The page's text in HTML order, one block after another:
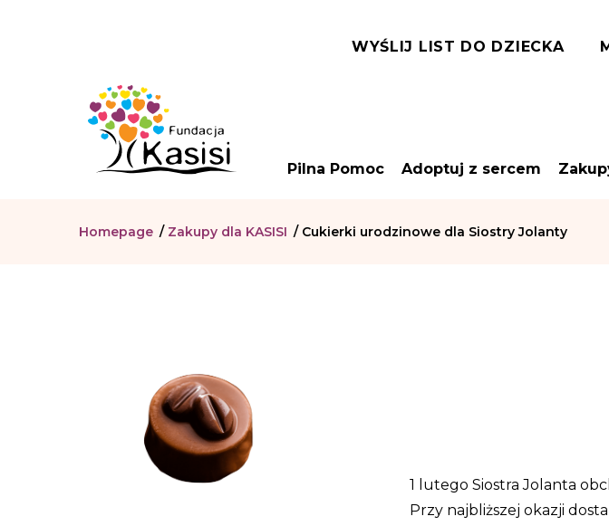
WYŚLIJ LIST DO DZIECKA
Pilna Pomoc Adoptuj z sercem
Homepage / Zakupy dla KASISI / Cukierki urodzinowe dla Siostry Jolanty
1 lutego Siostra Jolanta
Przy najbliższej okazji